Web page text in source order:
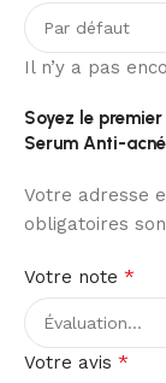
Il n’y a pas
Soyez le
Serum Anti-
Votre adresse
obligatoires
Votre note *
Votre avis *